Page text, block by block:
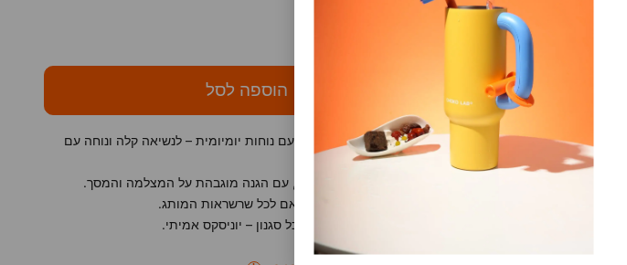
הקטנת הכמות
הוספה לסל
כיסוי שמשלב עיצוב עדין ונקי עם נוחות יומיומית – לנשיאה קלה ונוחה עם
ידיים חופשיות.
תואם לטעינה אלחוטית ומותאם לכל שרשראות המותג.
מינימליסטי, עמיד ומתאים לכל סגנון – יוניסקס אמיתי.